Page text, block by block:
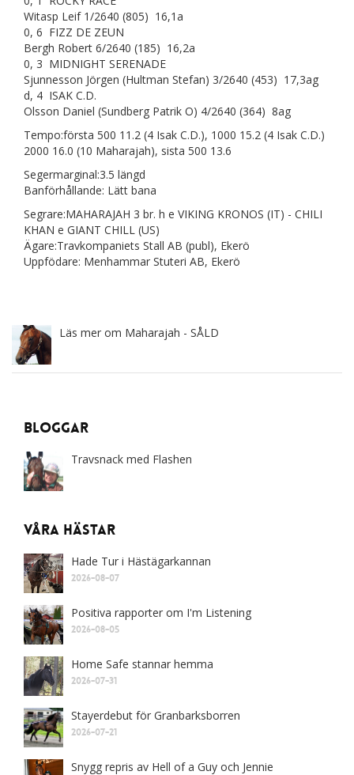
Witasp Leif 1/2640 (805) 16,1a
0, 6 FIZZ DE ZEUN
Bergh Robert 6/2640 (185) 16,2a
0, 3 MIDNIGHT SERENADE
Sjunnesson Jörgen (Hultman Stefan) 3/2640 (453) 17,3ag
d, 4 ISAK C.D.
Olsson Daniel (Sundberg Patrik O) 4/2640 (364) 8ag
Tempo:första 500 11.2 (4 Isak C.D.), 1000 15.2 (4 Isak C.D.)
2000 16.0 (10 Maharajah), sista 500 13.6
Segermarginal:3.5 längd
Banförhållande: Lätt bana
Segrare:MAHARAJAH 3 br. h e VIKING KRONOS (IT) - CHILI
KHAN e GIANT CHILL (US)
Ägare:Travkompaniets Stall AB (publ), Ekerö
Uppfödare: Menhammar Stuteri AB, Ekerö
Läs mer om Maharajah - SÅLD
Bloggar
Travsnack med Flashen
Våra Hästar
Hade Tur i Hästägarkannan
2026-08-07
Positiva rapporter om I'm Listening
2026-08-05
Home Safe stannar hemma
2026-07-31
Stayerdebut för Granbarksborren
2026-07-21
Snygg repris av Hell of a Guy och Jennie